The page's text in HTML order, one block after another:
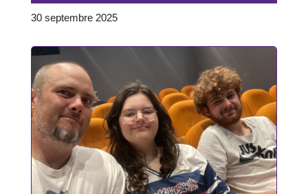
30 septembre 2025